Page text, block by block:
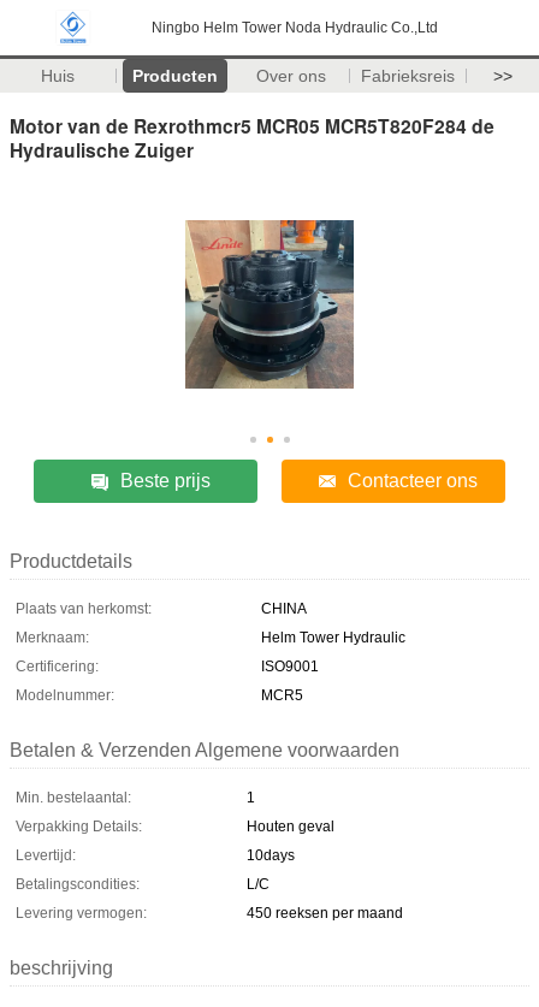
Ningbo Helm Tower Noda Hydraulic Co.,Ltd
Huis Producten Over ons Fabrieksreis >>
Motor van de Rexrothmcr5 MCR05 MCR5T820F284 de
Hydraulische Zuiger
Beste prijs Contacteer ons
Productdetails
Plaats van herkomst:
CHINA
Merknaam:
Helm Tower Hydraulic
Certificering:
ISO9001
Modelnummer:
MCR5
Betalen & Verzenden Algemene voorwaarden
Min. bestelaantal:
1
Verpakking Details:
Houten geval
Levertijd:
10days
Betalingscondities:
L/C
Levering vermogen:
450 reeksen per maand
beschrijving